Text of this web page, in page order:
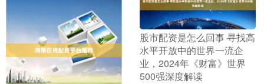
​股市配资是怎么回事 寻找高
水平开放中的世界一流企
业，2024年《财富》世界
500强深度解读